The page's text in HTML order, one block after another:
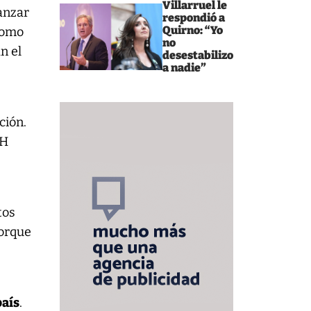
Villarruel le
respondió a
Quirno: “Yo
no
desestabilizo
a nadie”
el
.